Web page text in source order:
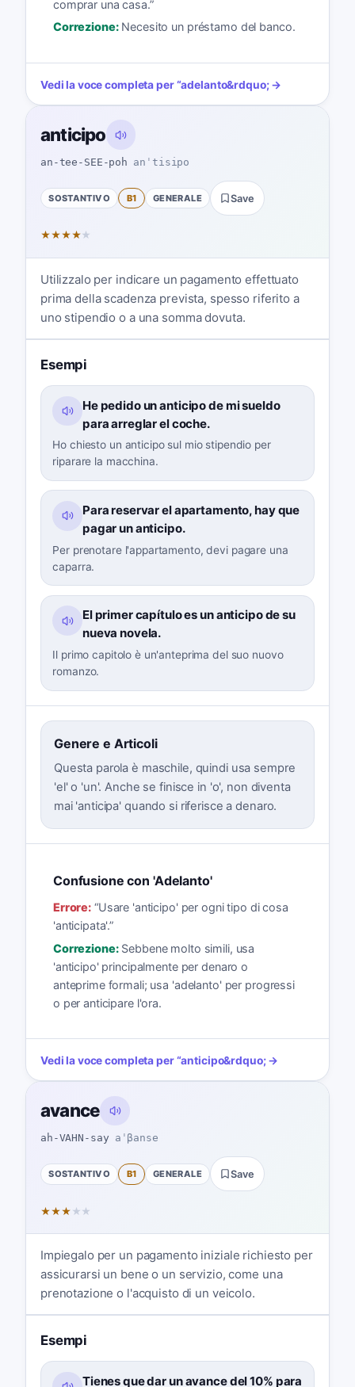
comprar una casa.”
Correzione: Necesito un préstamo del banco.
Vedi la voce completa per“adelanto&rdquo; →
anticipo
an-tee-SEE-poh anˈtisipo
SOSTANTIVO B1 GENERALE Save
★★★★★
Utilizzalo per indicare un pagamento effettuato
prima della scadenza prevista, spesso riferito a
uno stipendio o a una somma dovuta.
Esempi
He pedido un anticipo de mi sueldo
para arreglar el coche.
Ho chiesto un anticipo sul mio stipendio per
riparare la macchina.
Para reservar el apartamento, hay que
pagar un anticipo.
Per prenotare l'appartamento, devi pagare una
caparra.
El primer capítulo es un anticipo de su
nueva novela.
Il primo capitolo è un'anteprima del suo nuovo
romanzo.
Genere e Articoli
Questa parola è maschile, quindi usa sempre
'el' o 'un'. Anche se finisce in 'o', non diventa
mai 'anticipa' quando si riferisce a denaro.
Confusione con 'Adelanto'
Errore: “Usare 'anticipo' per ogni tipo di cosa
'anticipata'.”
Correzione: Sebbene molto simili, usa
'anticipo' principalmente per denaro o
anteprime formali; usa 'adelanto' per progressi
o per anticipare l'ora.
Vedi la voce completa per“anticipo&rdquo; →
avance
ah-VAHN-say aˈβanse
SOSTANTIVO B1 GENERALE Save
★★★ ★ ★
Impiegalo per un pagamento iniziale richiesto per
assicurarsi un bene o un servizio, come una
prenotazione o l'acquisto di un veicolo.
Esempi
Tienes que dar un avance del 10% para